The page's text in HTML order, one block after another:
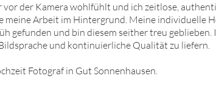
vor der Kamera wohlfühlt und ich zeitlose,
meine Arbeit im Hintergrund. Meine individuelle
gefunden und bin diesem seither treu
und kontinuierliche Qualität zu liefern.
Fotograf in Gut Sonnenhausen.